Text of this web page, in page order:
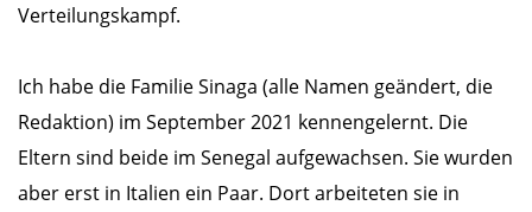
Verteilungskampf.
Ich habe die Familie Sinaga (alle Namen geändert, die
Redaktion) im September 2021 kennengelernt. Die
Eltern sind beide im Senegal aufgewachsen. Sie wurden
aber erst in Italien ein Paar. Dort arbeiteten sie in